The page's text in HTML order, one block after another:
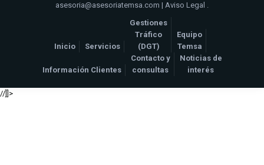
asesoria@asesoriatemsa.com | Aviso Legal .
Inicio Servicios
Gestiones
Tráfico
(DGT)
Equipo
Temsa
Información Clientes
Contacto y
consultas
Noticias de
interés
//]]>